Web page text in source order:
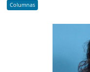
Columnas